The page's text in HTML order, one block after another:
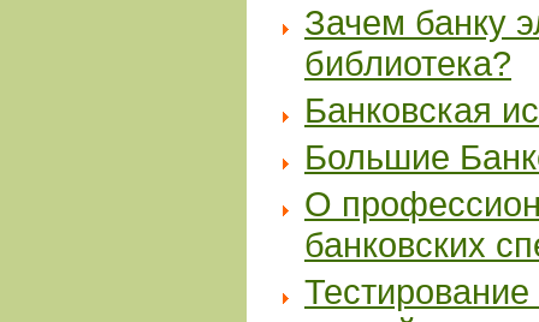
Зачем банку
библиотека?
Банковская
Большие
О
банковских